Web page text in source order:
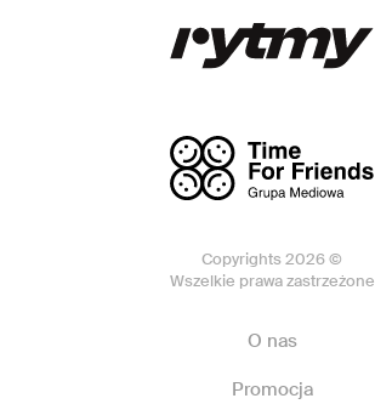
Copyrights 2026 ©
Wszelkie prawa zastrzeżone
O nas
Promocja